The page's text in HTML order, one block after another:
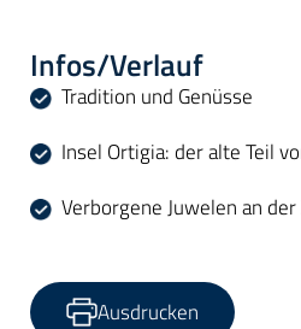
Infos/Verlauf
Tradition und Genüsse
Insel Ortigia: der alte Teil
Verborgene Juwelen an
Ausdrucken